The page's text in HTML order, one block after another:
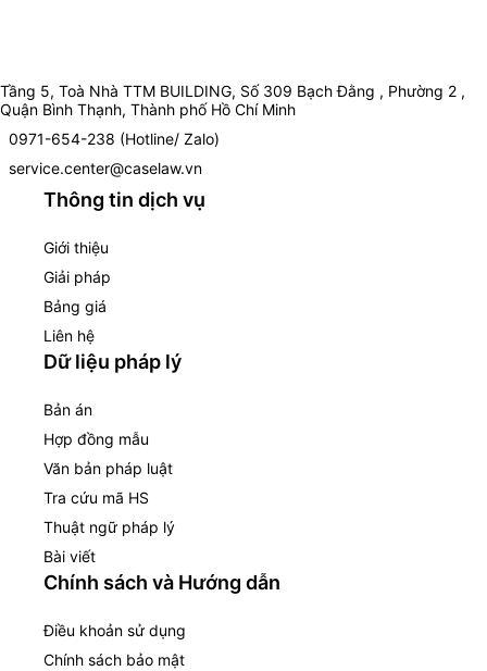
Tầng 5, Toà Nhà TTM BUILDING, Số 309 Bạch Đằng , Phường 2 ,
Quận Bình Thạnh, Thành phố Hồ Chí Minh
0971-654-238 (Hotline/ Zalo)
service.center@caselaw.vn
Thông tin dịch vụ
Giới thiệu
Giải pháp
Bảng giá
Liên hệ
Dữ liệu pháp lý
Bản án
Hợp đồng mẫu
Văn bản pháp luật
Tra cứu mã HS
Thuật ngữ pháp lý
Bài viết
Chính sách và Hướng dẫn
Điều khoản sử dụng
Chính sách bảo mật